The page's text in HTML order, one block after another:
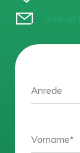
Anrede
Vorname